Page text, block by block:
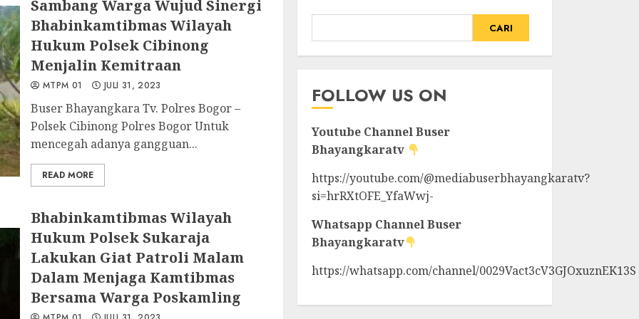
Sambang Warga Wujud Sinergi
Bhabinkamtibmas Wilayah
Hukum Polsek Cibinong
Menjalin Kemitraan
MTPM 01 JULI 31, 2023
Buser Bhayangkara Tv. Polres Bogor –
Polsek Cibinong Polres Bogor Untuk
mencegah adanya gangguan...
READ MORE
Bhabinkamtibmas Wilayah
Hukum Polsek Sukaraja
Lakukan Giat Patroli Malam
Dalam Menjaga Kamtibmas
Bersama Warga Poskamling
CARI
FOLLOW US ON
Youtube ChannelBuser
Bhayangkaratv
https://youtube.com/@mediabuserbhayangkaratv?
si=hrRXtOFE_YfaWwj-
Whatsapp ChannelBuser
Bhayangkaratv
https://whatsapp.com/channel/0029Vact3cV3GJOxuznEK13S